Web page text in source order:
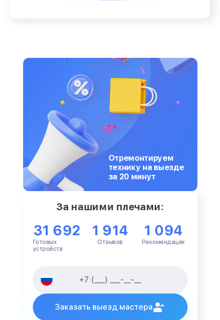
Отремонтируем
технику на выезде
за 20 минут
За нашими плечами:
31 692
Готовых
устройств
1 914
Отзывов
1 094
Рекомендации
Заказать выезд мастера